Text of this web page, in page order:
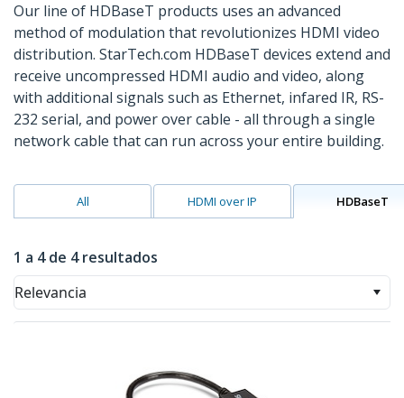
Our line of HDBaseT products uses an advanced
method of modulation that revolutionizes HDMI video
distribution. StarTech.com HDBaseT devices extend and
receive uncompressed HDMI audio and video, along
with additional signals such as Ethernet, infared IR, RS-
232 serial, and power over cable - all through a single
network cable that can run across your entire building.
All HDMI over IP HDBaseT
1 a 4 de 4 resultados
Relevancia